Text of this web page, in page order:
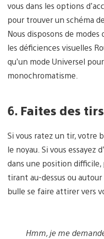
vous dans les options
pour trouver un schéma
Nous disposons de
les déficiences visuelles
qu’un mode Universel
monochromatisme.
6. Faites des
Si vous ratez un tir, votre
le noyau. Si vous essayez
dans une position
tirant au-dessus ou
bulle se faire attirer vers
Hmm, je me